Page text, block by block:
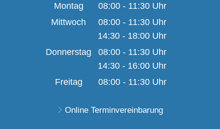
Montag 08:00- 11:30Uhr
Von 08:00 bis 11:30
Mittwoch 08:00- 11:30Uhr
Von 08:00 bis 11:30
14:30 - 18:00 Uhr
Von 14:30 bis 18:00
Donnerstag 08:00- 11:30Uhr
Von 08:00 bis 11:30
14:30 - 16:00 Uhr
Von 14:30 bis 16:00
Freitag 08:00- 11:30Uhr
Online Terminvereinbarung